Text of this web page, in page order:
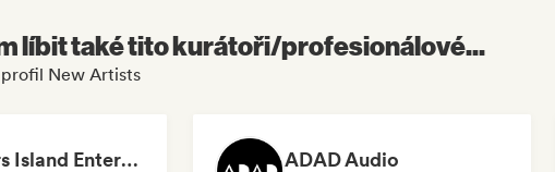
líbit také tito kurátoři/profesionálové...
New Artists
Dreamers Island Entertainment ADAD Audio